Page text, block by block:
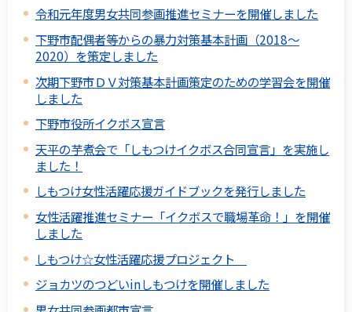
令和元年度男女共同参画推進セミナーを開催しました
下野市配偶者等からの暴力対策基本計画（2018～
2020）を策定しました
次期下野市ＤＶ対策基本計画策定のための学習会を開催
しました
下野市役所イクボス宣言
天平の芋煮会で「しもつけイクボス合同宣言」を実施し
ました！
しもつけ女性活躍応援ガイドブックを発行しました
女性活躍推進セミナー「イクボスで職場革命！」を開催
しました
しもつけ☆女性活躍応援プロジェクト
ジョカツのつどいinしもつけを開催しました